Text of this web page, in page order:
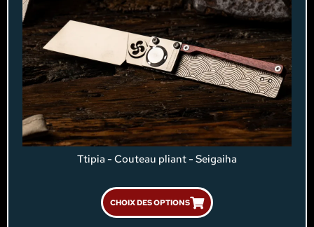
Ttipia - Couteau pliant - Seigaiha
CHOIX DES OPTIONS